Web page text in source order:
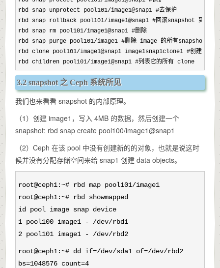
rbd snap rollback pool101/image1@snap1 #回滚snapshot 到 image
rbd snap rm pool101/image1@snap1 #删除
rbd snap purge pool101/image1 #删除 image 的所有snapshot
rbd clone pool101/image1@snap1 image1snap1clone1 #创建
rbd children pool101/image1@snap1 #列表它的所有 clone
3.2 snapshot 之 Ceph 系统所见
我们也来看看 snapshot 的内部原理。
（1）创建 image1，写入 4MB 的数据，然后创建一个
snapshot: rbd snap create pool100/image1@snap1
（2）Ceph 在该 pool 中没有创建新的的对象，也就是说这时
候并没有分配存储空间来给 snap1 创建 data objects。
root@ceph1:~# rbd map pool101/image1
root@ceph1:~# rbd showmapped
id pool image snap device
1 pool100 image1 - /dev/rbd1
2 pool101 image1 - /dev/rbd2
root@ceph1:~# dd if=/dev/sda1 of=/dev/rbd2
bs=1048576 count=4